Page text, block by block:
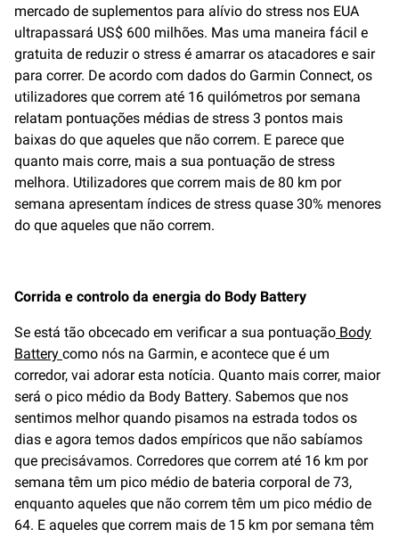
mercado de suplementos para alívio do stress nos EUA
ultrapassará US$ 600 milhões. Mas uma maneira fácil e
gratuita de reduzir o stress é amarrar os atacadores e sair
para correr. De acordo com dados do Garmin Connect, os
utilizadores que correm até 16 quilómetros por semana
relatam pontuações médias de stress 3 pontos mais
baixas do que aqueles que não correm. E parece que
quanto mais corre, mais a sua pontuação de stress
melhora. Utilizadores que correm mais de 80 km por
semana apresentam índices de stress quase 30% menores
do que aqueles que não correm.
Corrida e controlo da energia do Body Battery
Se está tão obcecado em verificar a sua pontuação Body
Battery como nós na Garmin, e acontece que é um
corredor, vai adorar esta notícia. Quanto mais correr, maior
será o pico médio da Body Battery. Sabemos que nos
sentimos melhor quando pisamos na estrada todos os
dias e agora temos dados empíricos que não sabíamos
que precisávamos. Corredores que correm até 16 km por
semana têm um pico médio de bateria corporal de 73,
enquanto aqueles que não correm têm um pico médio de
64. E aqueles que correm mais de 15 km por semana têm